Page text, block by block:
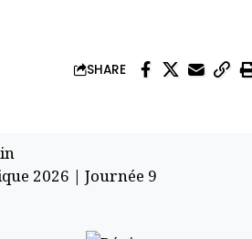
SHARE
2026 | Journée 9